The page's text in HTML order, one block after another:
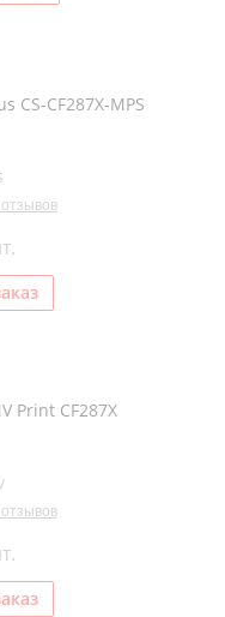
CS-CF287X-MPS
Print CF287X